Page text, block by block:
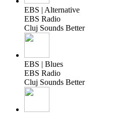
EBS | Alternative
EBS Radio
Cluj Sounds Better
EBS | Blues
EBS Radio
Cluj Sounds Better